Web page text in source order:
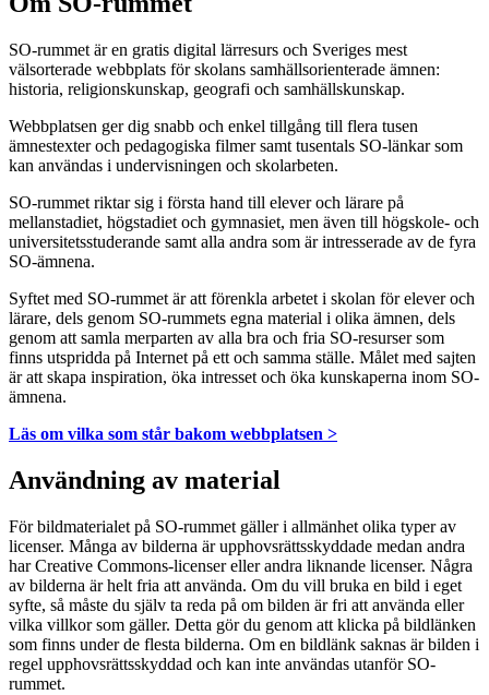
SO-rummet är en gratis digital lärresurs och Sveriges mest
välsorterade webbplats för skolans samhällsorienterade ämnen:
historia, religionskunskap, geografi och samhällskunskap.
Webbplatsen ger dig snabb och enkel tillgång till flera tusen
ämnestexter och pedagogiska filmer samt tusentals SO-länkar som
kan användas i undervisningen och skolarbeten.
SO-rummet riktar sig i första hand till elever och lärare på
mellanstadiet, högstadiet och gymnasiet, men även till högskole- och
universitetsstuderande samt alla andra som är intresserade av de fyra
SO-ämnena.
Syftet med SO-rummet är att förenkla arbetet i skolan för elever och
lärare, dels genom SO-rummets egna material i olika ämnen, dels
genom att samla merparten av alla bra och fria SO-resurser som
finns utspridda på Internet på ett och samma ställe. Målet med sajten
är att skapa inspiration, öka intresset och öka kunskaperna inom SO-
ämnena.
Läs om vilka som står bakom webbplatsen >
Användning av material
För bildmaterialet på SO-rummet gäller i allmänhet olika typer av
licenser. Många av bilderna är upphovsrättsskyddade medan andra
har Creative Commons-licenser eller andra liknande licenser. Några
av bilderna är helt fria att använda. Om du vill bruka en bild i eget
syfte, så måste du själv ta reda på om bilden är fri att använda eller
vilka villkor som gäller. Detta gör du genom att klicka på bildlänken
som finns under de flesta bilderna. Om en bildlänk saknas är bilden i
regel upphovsrättsskyddad och kan inte användas utanför SO-
rummet.